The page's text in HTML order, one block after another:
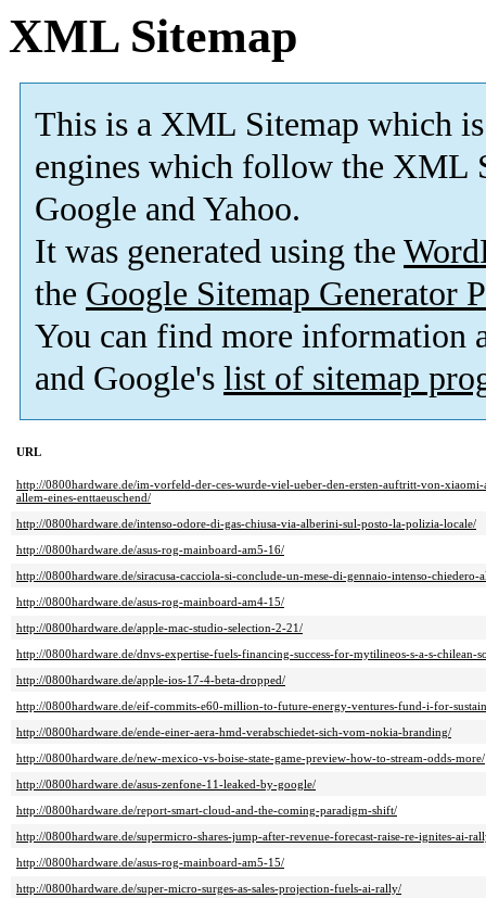
XML Sitemap
This is a XML Sitemap which is
engines which follow the XML
Google and Yahoo.
It was generated using the
the Google Sitemap Generator
You can find more information
and Google's list of sitemap
URL
http://0800hardware.de/im-vorfeld-der-ces-wurde-viel-ueber-den-ersten-auftritt-von-
allem-eines-enttaeuschend/
http://0800hardware.de/intenso-odore-di-gas-chiusa-via-alberini-sul-posto-la-polizia-locale/
http://0800hardware.de/asus-rog-mainboard-am5-16/
http://0800hardware.de/siracusa-cacciola-si-conclude-un-mese-di-gennaio-intenso-
http://0800hardware.de/asus-rog-mainboard-am4-15/
http://0800hardware.de/apple-mac-studio-selection-2-21/
http://0800hardware.de/dnvs-expertise-fuels-financing-success-for-mytilineos-s-a-s-chilean-
http://0800hardware.de/apple-ios-17-4-beta-dropped/
http://0800hardware.de/eif-commits-e60-million-to-future-energy-ventures-fund-i-for-
http://0800hardware.de/ende-einer-aera-hmd-verabschiedet-sich-vom-nokia-branding/
http://0800hardware.de/new-mexico-vs-boise-state-game-preview-how-to-stream-odds-more/
http://0800hardware.de/asus-zenfone-11-leaked-by-google/
http://0800hardware.de/report-smart-cloud-and-the-coming-paradigm-shift/
http://0800hardware.de/supermicro-shares-jump-after-revenue-forecast-raise-re-ignites-ai-
http://0800hardware.de/asus-rog-mainboard-am5-15/
http://0800hardware.de/super-micro-surges-as-sales-projection-fuels-ai-rally/